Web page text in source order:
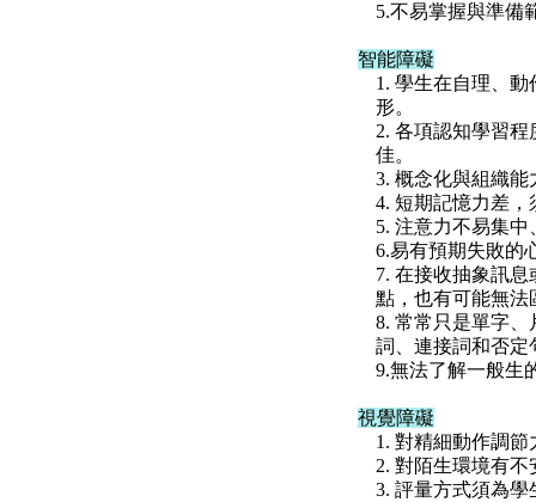
5.不易掌握與準備
智能障礙
1. 學生在自理、
形。
2. 各項認知學習
佳。
3. 概念化與組織
4. 短期記憶力差
5. 注意力不易集
6.易有預期失敗的
7. 在接收抽象訊
點，也有可能無法
8. 常常只是單字
詞、連接詞和否定
9.無法了解一般生
視覺障礙
1. 對精細動作調節
2. 對陌生環境有
3. 評量方式須為